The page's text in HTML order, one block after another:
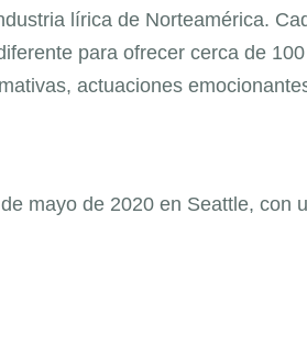
lírica de Norteamérica.
para ofrecer cerca de 100
actuaciones
mayo de 2020 en Seattle, con